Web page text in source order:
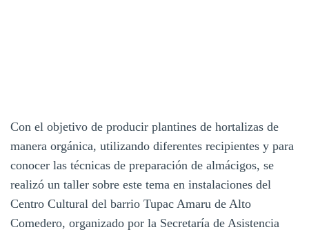
Con el objetivo de producir plantines de hortalizas de
manera orgánica, utilizando diferentes recipientes y para
conocer las técnicas de preparación de almácigos, se
realizó un taller sobre este tema en instalaciones del
Centro Cultural del barrio Tupac Amaru de Alto
Comedero, organizado por la Secretaría de Asistencia